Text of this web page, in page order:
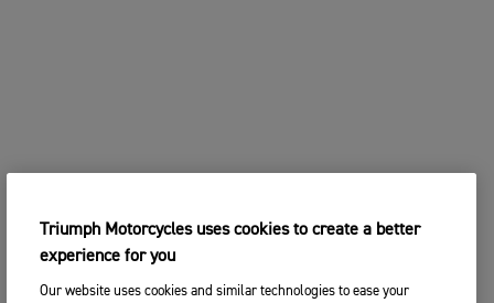
Triumph Motorcycles uses cookies to create a better
experience for you
Our website uses cookies and similar technologies to ease your